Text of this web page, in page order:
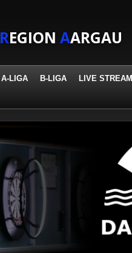
REGION AARGAU
A-LIGA B-LIGA LIVE STREAM